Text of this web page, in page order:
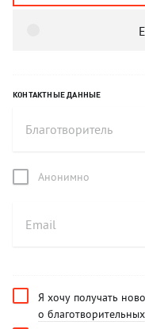
КОНТАКТНЫЕ ДАННЫЕ
Анонимно
Я хочу получать
о